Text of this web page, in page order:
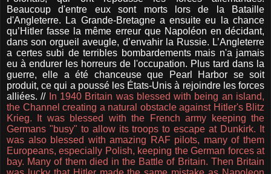
Beaucoup d'entre eux sont morts lors de la Bataille
d'Angleterre. La Grande-Bretagne a ensuite eu la chance
qu’Hitler fasse la même erreur que Napoléon en décidant,
dans son orgueil aveugle, d’envahir la Russie. L’Angleterre
a certes subi de terribles bombardements mais n'a jamais
eu à endurer les horreurs de l'occupation. Plus tard dans la
guerre, elle a été chanceuse que Pearl Harbor se soit
produit, ce qui a poussé les États-Unis à rejoindre les forces
alliées. // In 1940 Britain was blessed with being an island,
the Channel creating a natural obstacle against Hitler's Blitz
Krieg. It was blessed with the French army keeping the
Germans "busy" to allow its troops to escape at Dunkirk. It
was also blessed with amazing RAF pilots, many of them
Europeans, especially Polish, keeping the German forces at
bay. Many of them died in the Battle of Britain. Then Britain